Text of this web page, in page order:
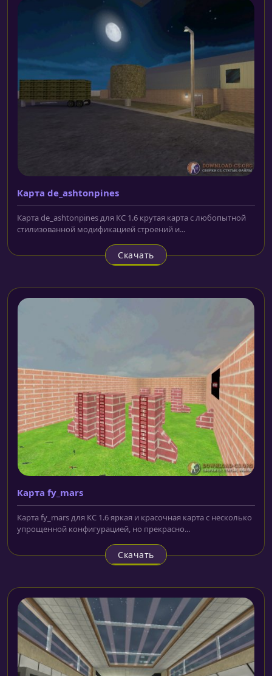
Карта de_ashtonpines
Карта de_ashtonpines для КС 1.6 крутая карта с любопытной
стилизованной модификацией строений и...
Скачать
Карта fy_mars
Карта fy_mars для КС 1.6 яркая и красочная карта с несколько
упрощенной конфигурацией, но прекрасно...
Скачать